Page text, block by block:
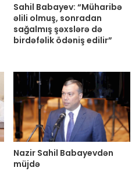
Sahil Babayev: “Müharibə
əlili olmuş, sonradan
sağalmış şəxslərə də
birdəfəlik ödəniş edilir”
Nazir Sahil Babayevdən
müjdə